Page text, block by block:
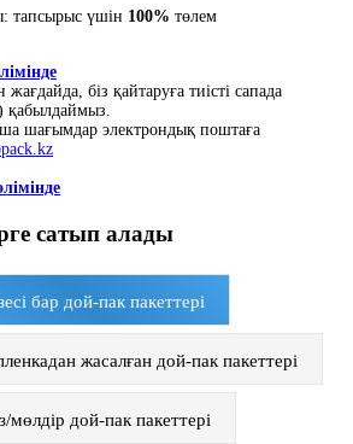
тапсырыс үшін 100% төлем
біз қайтаруға тиісті сапада
қабылдаймыз.
шағымдар электрондық поштаға
сатып алады
бар дой-пак пакеттері
жасалған дой-пак пакеттері
мөлдір дой-пак пакеттері